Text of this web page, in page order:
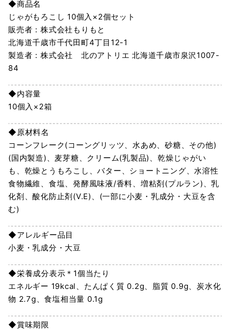
◆商品名
じゃがもろこし 10個入×2個セット
販売者：株式会社もりもと
北海道千歳市千代田町4丁目12-1
製造者：株式会社 北のアトリエ 北海道千歳市泉沢1007-
84
◆内容量
10個入×2箱
◆原材料名
コーンフレーク(コーングリッツ、水あめ、砂糖、その他)
(国内製造)、麦芽糖、クリーム(乳製品)、乾燥じゃがい
も、乾燥とうもろこし、バター、ショートニング、水溶性
食物繊維、食塩、発酵風味液/香料、増粘剤(プルラン)、乳
化剤、酸化防止剤(V.E)、(一部に小麦・乳成分・大豆を含
む)
◆アレルギー品目
小麦・乳成分・大豆
◆栄養成分表示＊1個当たり
エネルギー 19kcal、たんぱく質 0.2g、脂質 0.9g、炭水化
物 2.7g、食塩相当量 0.1g
◆賞味期限